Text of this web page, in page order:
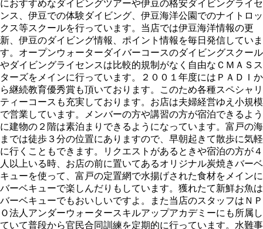
におすすめなダイビングツアーや伊豆の格安ダイビングライセ
ンス、伊豆での体験ダイビング、伊豆海洋公園でのナイトロッ
クス等スクールを行っています。当店では伊豆海洋情報の更
新、伊豆のダイビング情報、ポイント情報を毎日発信していま
す。オープンウォーターダイバーコースのダイビングスクール
やダイビングライセンスは比較的規制がなく自由なＣＭＡＳス
ターズをメインに行っています。２００１年度にはＰＡＤＩか
ら継続教育優秀賞も頂いております。このため各種スペシャリ
ティーコースも充実しております。お店は夫婦経営ゆえ小規模
で営業しています。メンバーの方や講習の方が宿泊できるよう
に建物の２階は素泊まりできるようになっています。富戸の海
までは徒歩３分の位置にありますので、早朝起きて散歩に気軽
に行くこともできます。リクエストがあるときや宿泊の方が４
人以上いる時、お店の前に置いてあるオリジナル炭焼きバーベ
キューを使って、富戸の定置網で水揚げされた食材をメインに
バーベキューで楽しんだりもしています。獲れたて新鮮お魚は
バーベキューでもおいしいですよ。また当店のスタッフはＮＰ
Ｏ法人アンダーウォータースキルアップアカデミーにも所属し
ていて普段から官民合同訓練を定期的に行っています。水難事